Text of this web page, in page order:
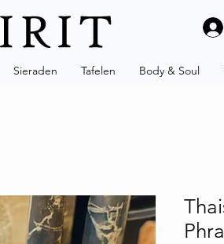
Sieraden Tafelen Body & Soul